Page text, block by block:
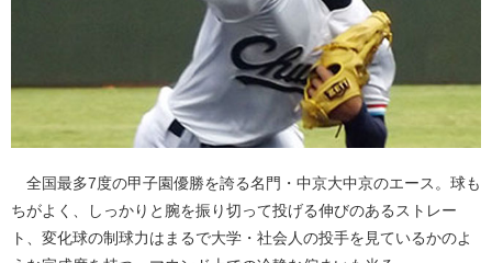
全国最多7度の甲子園優勝を誇る名門・中京大中京のエース。球も
ちがよく、しっかりと腕を振り切って投げる伸びのあるストレー
ト、変化球の制球力はまるで大学・社会人の投手を見ているかのよ